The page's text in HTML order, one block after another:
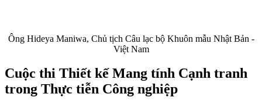
Ông Hideya Maniwa, Chủ tịch Câu lạc bộ Khuôn mẫu Nhật Bản -
Việt Nam
Cuộc thi Thiết kế Mang tính Cạnh tranh
trong Thực tiễn Công nghiệp